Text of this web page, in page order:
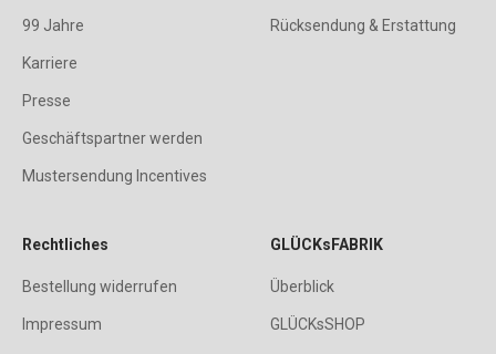
99 Jahre
Karriere
Presse
Geschäftspartner werden
Mustersendung Incentives
Rücksendung & Erstattung
Rechtliches
Bestellung widerrufen
Impressum
GLÜCKsFABRIK
Überblick
GLÜCKsSHOP